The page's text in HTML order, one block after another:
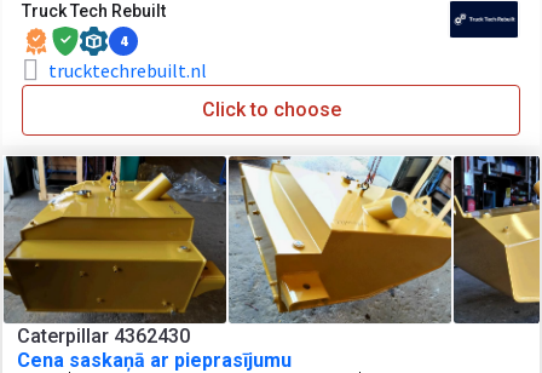
Truck Tech Rebuilt
4
trucktechrebuilt.nl
Click to choose
Caterpillar 4362430
Cena saskaņā ar pieprasījumu